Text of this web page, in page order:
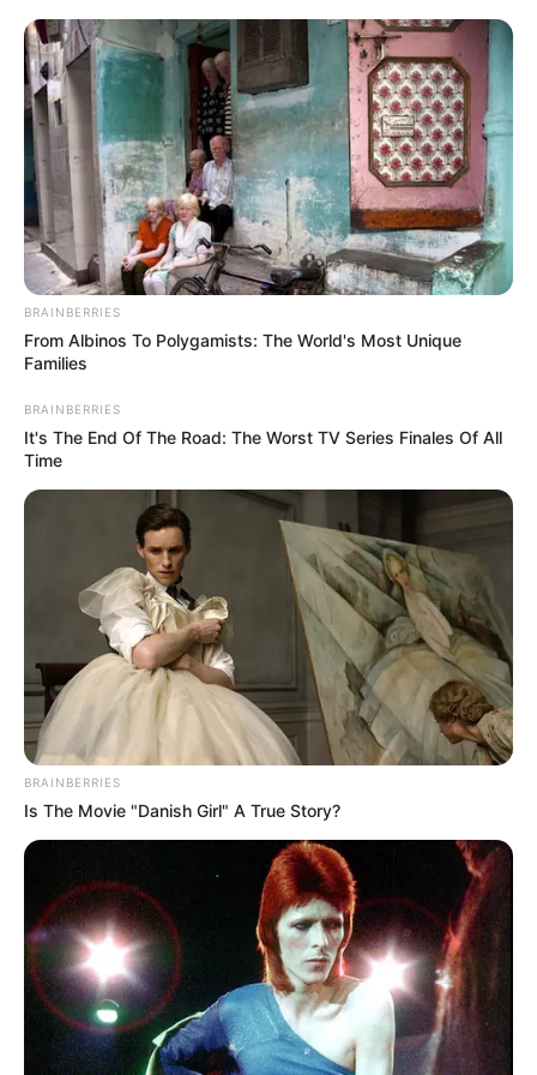
ΔΗΜΟΦΙΛΗ ΑΡΘΡΑ
Μια σημαντική και δίκαιη ανάλυση της
ομιλίας του Πούτιν.. Ο οποίος δεν...
Σάββατο, 1 Οκτωβρίου 2022, 10:07
Μια σημαντική και δίκαιη ανάλυση...
ΠΟΛΕΜΙΣΤΩΝ
ΑΝΤΑΝΑΚΛΟΥΝ ΤΟ ΦΩΣ ΣΤΟ
ΣΤΕΡΕΩΜΑ ΚΑΙ ΣΦΡΑΓΙΖΟΥΝ
ΤΗΝ ΝΥΧΤΑ.
ΕΝΑΣ ΚΟΚΚΙΝΟΣ ΟΚΤΩΒΡΗΣ
ΞΕΚΙΝΑ.. Επιτέλους
μπαίνουμε σε αυτό
το_ΓΕΓΟΝΟΣ της ΘΥΕΛΛΑΣ
BRAINBERRIES
From Albinos To Polygamists: The World's Most Unique
Families
BRAINBERRIES
It's The End Of The Road: The Worst TV Series Finales Of All
Time
BRAINBERRIES
Is The Movie "Danish Girl" A True Story?